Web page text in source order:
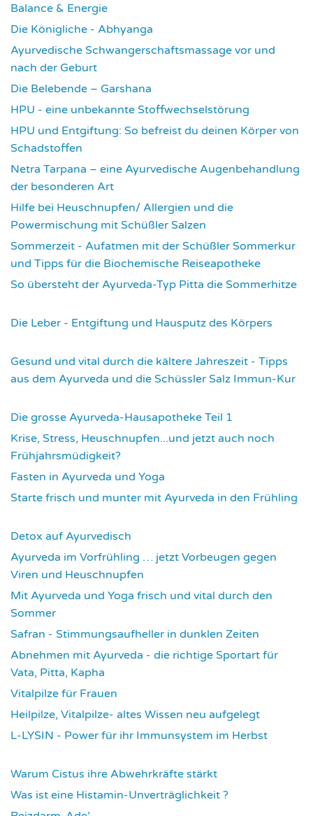
Balance & Energie
Die Königliche - Abhyanga
Ayurvedische Schwangerschaftsmassage vor und
nach der Geburt
Die Belebende – Garshana
HPU - eine unbekannte Stoffwechselstörung
HPU und Entgiftung: So befreist du deinen Körper von
Schadstoffen
Netra Tarpana – eine Ayurvedische Augenbehandlung
der besonderen Art
Hilfe bei Heuschnupfen/ Allergien und die
Powermischung mit Schüßler Salzen
Sommerzeit - Aufatmen mit der Schüßler Sommerkur
und Tipps für die Biochemische Reiseapotheke
So übersteht der Ayurveda-Typ Pitta die Sommerhitze
Die Leber - Entgiftung und Hausputz des Körpers
Gesund und vital durch die kältere Jahreszeit - Tipps
aus dem Ayurveda und die Schüssler Salz Immun-Kur
Die grosse Ayurveda-Hausapotheke Teil 1
Krise, Stress, Heuschnupfen...und jetzt auch noch
Frühjahrsmüdigkeit?
Fasten in Ayurveda und Yoga
Starte frisch und munter mit Ayurveda in den Frühling
Detox auf Ayurvedisch
Ayurveda im Vorfrühling … jetzt Vorbeugen gegen
Viren und Heuschnupfen
Mit Ayurveda und Yoga frisch und vital durch den
Sommer
Safran - Stimmungsaufheller in dunklen Zeiten
Abnehmen mit Ayurveda - die richtige Sportart für
Vata, Pitta, Kapha
Vitalpilze für Frauen
Heilpilze, Vitalpilze- altes Wissen neu aufgelegt
L-LYSIN - Power für ihr Immunsystem im Herbst
Warum Cistus ihre Abwehrkräfte stärkt
Was ist eine Histamin-Unverträglichkeit ?